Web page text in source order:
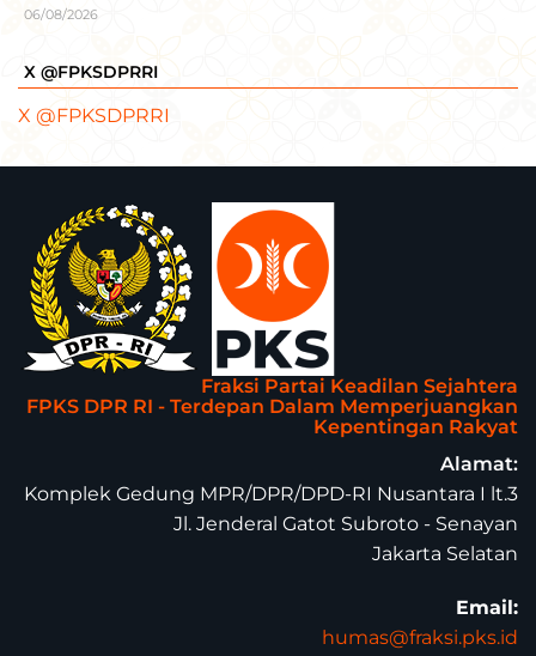
06/08/2026
X @FPKSDPRRI
X @FPKSDPRRI
Fraksi Partai Keadilan Sejahtera
FPKS DPR RI - Terdepan Dalam Memperjuangkan
Kepentingan Rakyat
Alamat:
Komplek Gedung MPR/DPR/DPD-RI Nusantara I lt.3
Jl. Jenderal Gatot Subroto - Senayan
Jakarta Selatan
Email:
humas@fraksi.pks.id